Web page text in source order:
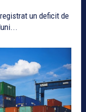
un deficit de